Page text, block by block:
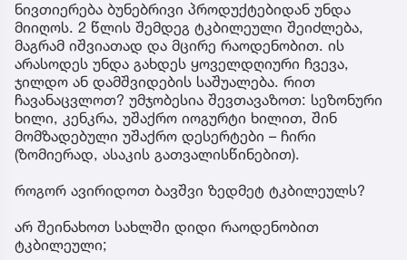
ნივთიერება ბუნებრივი პროდუქტებიდან უნდა
მიიღოს. 2 წლის შემდეგ ტკბილეული შეიძლება,
მაგრამ იშვიათად და მცირე რაოდენობით. ის
არასოდეს უნდა გახდეს ყოველდღიური ჩვევა,
ჯილდო ან დამშვიდების საშუალება. რით
ჩავანაცვლოთ? უმჯობესია შევთავაზოთ: სეზონური
ხილი, კენკრა, უშაქრო იოგურტი ხილით, შინ
მომზადებული უშაქრო დესერტები – ჩირი
(ზომიერად, ასაკის გათვალისწინებით).
როგორ ავირიდოთ ბავშვი ზედმეტ ტკბილეულს?
არ შეინახოთ სახლში დიდი რაოდენობით
ტკბილეული;